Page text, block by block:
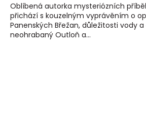
Oblíbená autorka mysteriózních
přichází s kouzelným vyprávěním o
Panenských Břežan, důležitosti vody
neohrabaný Outloň a...